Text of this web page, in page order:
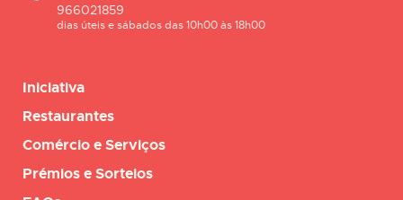
966021859
dias úteis e sábados das 10h00 às 18h00
Iniciativa
Restaurantes
Comércio e Serviços
Prémios e Sorteios